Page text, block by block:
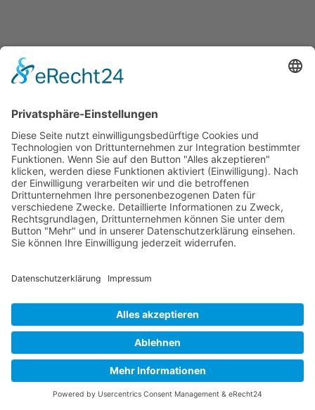
Das Team
Organisation
Jakob Lenz
Christian Hafften
Wettfahrtleitung